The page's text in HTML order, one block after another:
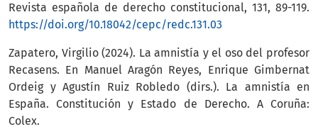
Revista española de derecho constitucional, 131, 89-119.
https://doi.org/10.18042/cepc/redc.131.03
Zapatero, Virgilio (2024). La amnistía y el oso del profesor
Recasens. En Manuel Aragón Reyes, Enrique Gimbernat
Ordeig y Agustín Ruiz Robledo (dirs.). La amnistía en
España. Constitución y Estado de Derecho. A Coruña:
Colex.